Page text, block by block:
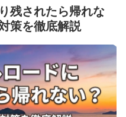
残されたら帰れな
策を徹底解説